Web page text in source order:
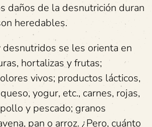
daños de la desnutrición duran
heredables.
se les orienta en
hortalizas y frutas;
vivos; productos lácticos,
yogur, etc., carnes, rojas,
y pescado; granos
pan o arroz. ¿Pero, cuánto